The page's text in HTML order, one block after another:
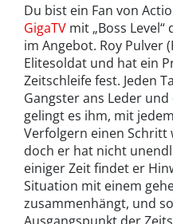
Du bist ein Fan von
GigaTV mit „Boss
im Angebot. Roy Pulver
Elitesoldat und hat ein
Zeitschleife fest. Jeden
Gangster ans Leder
gelingt es ihm, mit
Verfolgern einen Schritt
doch er hat nicht
einiger Zeit findet er
Situation mit einem
zusammenhängt, und